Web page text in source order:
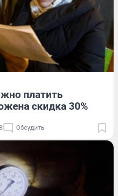
платить
скидка 30%
Обсудить